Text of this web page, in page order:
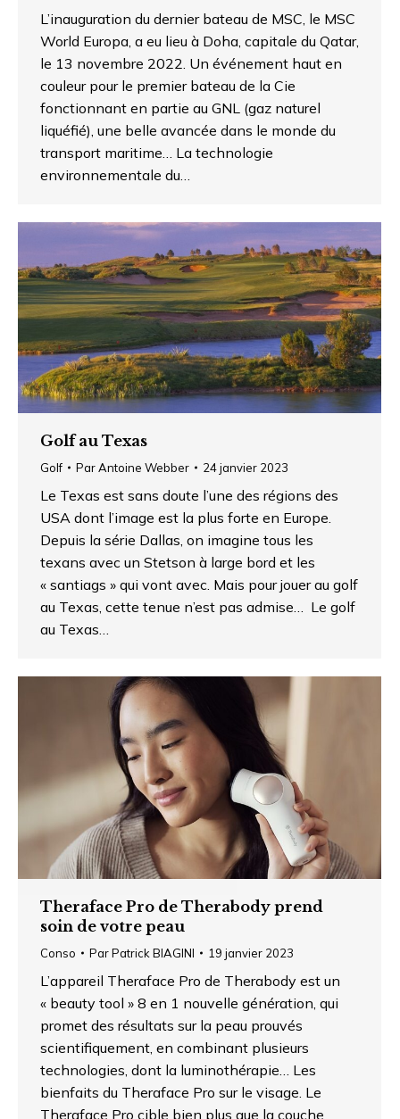
L’inauguration du dernier bateau de MSC, le MSC
World Europa, a eu lieu à Doha, capitale du Qatar,
le 13 novembre 2022. Un événement haut en
couleur pour le premier bateau de la Cie
fonctionnant en partie au GNL (gaz naturel
liquéfié), une belle avancée dans le monde du
transport maritime… La technologie
environnementale du…
Golf au Texas
Golf ParAntoine Webber 24 janvier 2023
Le Texas est sans doute l’une des régions des
USA dont l’image est la plus forte en Europe.
Depuis la série Dallas, on imagine tous les
texans avec un Stetson à large bord et les
« santiags » qui vont avec. Mais pour jouer au golf
au Texas, cette tenue n’est pas admise… Le golf
au Texas…
Theraface Pro de Therabody prend
soin de votre peau
Conso ParPatrick BIAGINI 19 janvier 2023
L’appareil Theraface Pro de Therabody est un
« beauty tool » 8 en 1 nouvelle génération, qui
promet des résultats sur la peau prouvés
scientifiquement, en combinant plusieurs
technologies, dont la luminothérapie… Les
bienfaits du Theraface Pro sur le visage. Le
Theraface Pro cible bien plus que la couche